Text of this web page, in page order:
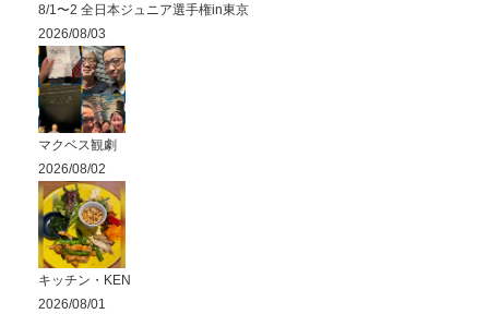
8/1〜2 全日本ジュニア選手権in東京
2026/08/03
マクベス観劇
2026/08/02
キッチン・KEN
2026/08/01